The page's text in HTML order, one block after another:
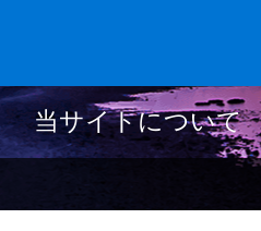
当サイトについて